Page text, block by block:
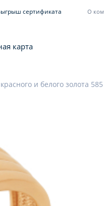
сертификата О
карта
и белого золота